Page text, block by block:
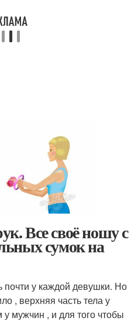
Все своё ношу с
сумок на
почти у каждой девушки. Но
, верхняя часть тела у
мужчин , и для того чтобы